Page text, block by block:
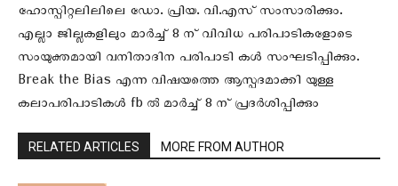
ഹോസ്പിറ്റലിലിലെ ഡോ. പ്രിയ. വി.എസ് സംസാരിക്കും.
എല്ലാ ജില്ലകളിലും മാർച്ച് 8 ന് വിവിധ പരിപാടികളോടെ
സംയുക്തമായി വനിതാദിന പരിപാടി കൾ സംഘടിപ്പിക്കും.
Break the Bias എന്ന വിഷയത്തെ ആസ്പദമാക്കി യുള്ള
കലാപരിപാടികൾ fb ൽ മാർച്ച് 8 ന് പ്രദർശിപ്പിക്കും
RELATED ARTICLES MORE FROM AUTHOR